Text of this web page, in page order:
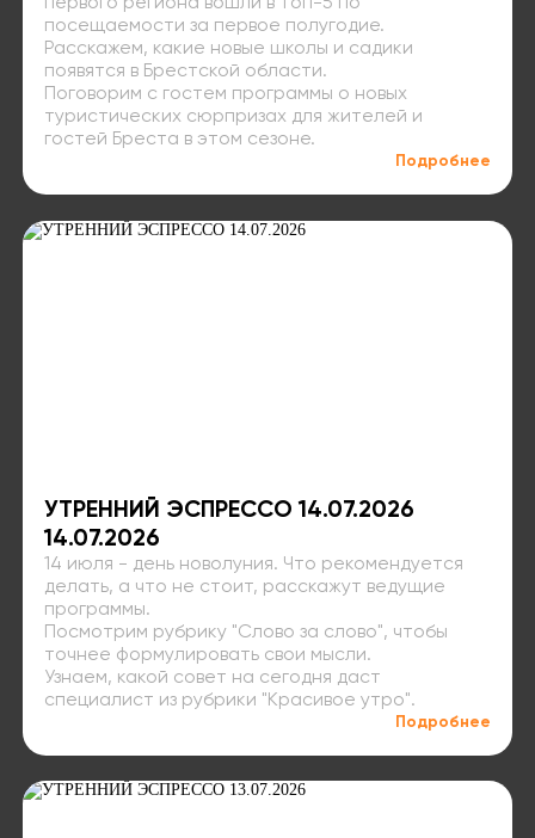
первого региона вошли в топ-5 по
посещаемости за первое полугодие.
Расскажем, какие новые школы и садики
появятся в Брестской области.
Поговорим с гостем программы о новых
туристических сюрпризах для жителей и
гостей Бреста в этом сезоне.
Подробнее
УТРЕННИЙ ЭСПРЕССО 14.07.2026
14.07.2026
14 июля - день новолуния. Что рекомендуется
делать, а что не стоит, расскажут ведущие
программы.
Посмотрим рубрику "Слово за слово", чтобы
точнее формулировать свои мысли.
Узнаем, какой совет на сегодня даст
специалист из рубрики "Красивое утро".
Подробнее